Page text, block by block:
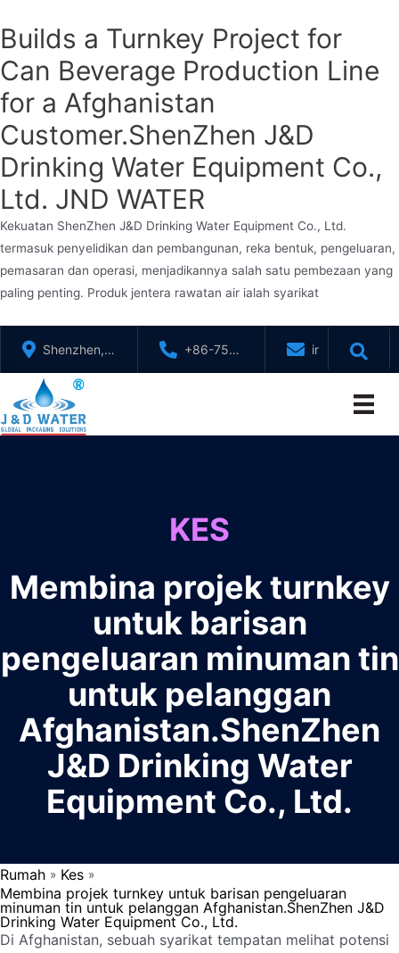
Builds a Turnkey Project for
Can Beverage Production Line
for a Afghanistan
Customer.ShenZhen J&D
Drinking Water Equipment Co.,
Ltd. JND WATER
Kekuatan ShenZhen J&D Drinking Water Equipment Co., Ltd.
termasuk penyelidikan dan pembangunan, reka bentuk, pengeluaran,
pemasaran dan operasi, menjadikannya salah satu pembezaan yang
paling penting. Produk jentera rawatan air ialah syarikat
kandungan
Shenzhen,
GuangDong,
China
+86-755-
88321071
KES
Membina projek turnkey
untuk barisan
pengeluaran minuman tin
untuk pelanggan
Afghanistan.ShenZhen
J&D Drinking Water
Equipment Co., Ltd.
Rumah » Kes »
Membina projek turnkey untuk barisan pengeluaran
minuman tin untuk pelanggan Afghanistan.ShenZhen J&D
Drinking Water Equipment Co., Ltd.
Di Afghanistan, sebuah syarikat tempatan melihat potensi